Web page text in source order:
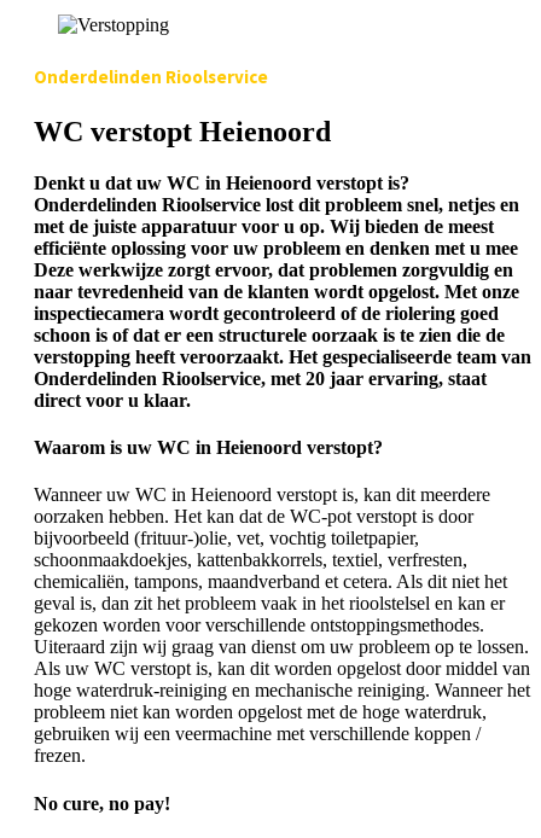
Onderdelinden Rioolservice
WC verstopt Heienoord
Denkt u dat uw WC in Heienoord verstopt is?
Onderdelinden Rioolservice lost dit probleem snel, netjes en
met de juiste apparatuur voor u op. Wij bieden de meest
efficiënte oplossing voor uw probleem en denken met u mee
Deze werkwijze zorgt ervoor, dat problemen zorgvuldig en
naar tevredenheid van de klanten wordt opgelost. Met onze
inspectiecamera wordt gecontroleerd of de riolering goed
schoon is of dat er een structurele oorzaak is te zien die de
verstopping heeft veroorzaakt. Het gespecialiseerde team van
Onderdelinden Rioolservice, met 20 jaar ervaring, staat
direct voor u klaar.
Waarom is uw WC in Heienoord verstopt?
Wanneer uw WC in Heienoord verstopt is, kan dit meerdere
oorzaken hebben. Het kan dat de WC-pot verstopt is door
bijvoorbeeld (frituur-)olie, vet, vochtig toiletpapier,
schoonmaakdoekjes, kattenbakkorrels, textiel, verfresten,
chemicaliën, tampons, maandverband et cetera. Als dit niet het
geval is, dan zit het probleem vaak in het rioolstelsel en kan er
gekozen worden voor verschillende ontstoppingsmethodes.
Uiteraard zijn wij graag van dienst om uw probleem op te lossen.
Als uw WC verstopt is, kan dit worden opgelost door middel van
hoge waterdruk-reiniging en mechanische reiniging. Wanneer het
probleem niet kan worden opgelost met de hoge waterdruk,
gebruiken wij een veermachine met verschillende koppen /
frezen.
No cure, no pay!